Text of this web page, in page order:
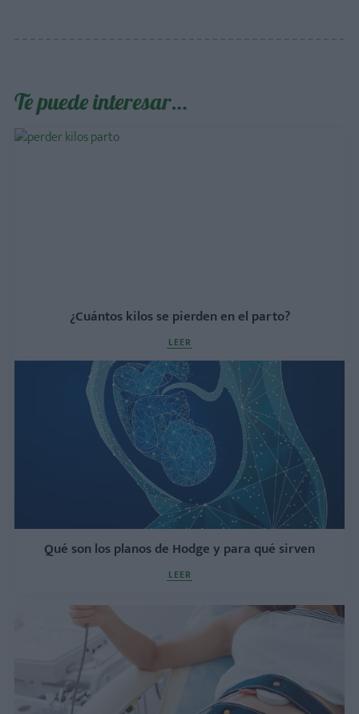
Te puede interesar…
¿Cuántos kilos se pierden en el parto?
LEER
Qué son los planos de Hodge y para qué sirven
LEER